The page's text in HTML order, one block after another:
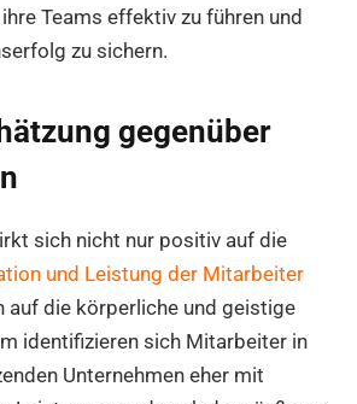
Teams effektiv zu führen und
zu sichern.
gegenüber
sich nicht nur positiv auf die
und Leistung der Mitarbeiter
auf die körperliche und geistige
identifizieren sich Mitarbeiter in
Unternehmen eher mit